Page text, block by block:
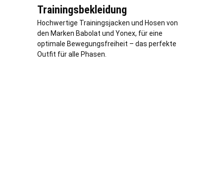
Trainingsbekleidung
Hochwertige Trainingsjacken und Hosen von
den Marken Babolat und Yonex, für eine
optimale Bewegungsfreiheit – das perfekte
Outfit für alle Phasen.